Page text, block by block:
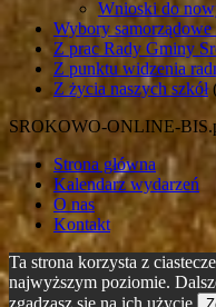
Wnioski do
Wybory samorządowe
Z prac Rady Gminy
Z punktu widzenia
Z życia naszych szkół
SROKOWO-ONLINE-
Strona główna
Kalendarz wydarzeń
O nas
Kontakt
Ta strona korzysta z
najwyższym poziomie.